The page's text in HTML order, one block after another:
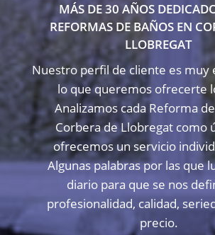
MÁS DE 30 AÑOS
REFORMAS DE BAÑOS EN
LLOBREGAT
Nuestro perfil de cliente es muy
lo que queremos ofrecerte
Analizamos cada Reforma
Corbera de Llobregat como
ofrecemos un servicio
Algunas palabras por las que
diario para que se nos
profesionalidad, calidad,
precio.